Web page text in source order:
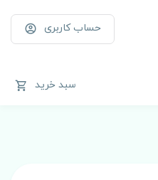
حساب کاربری
سبد خرید